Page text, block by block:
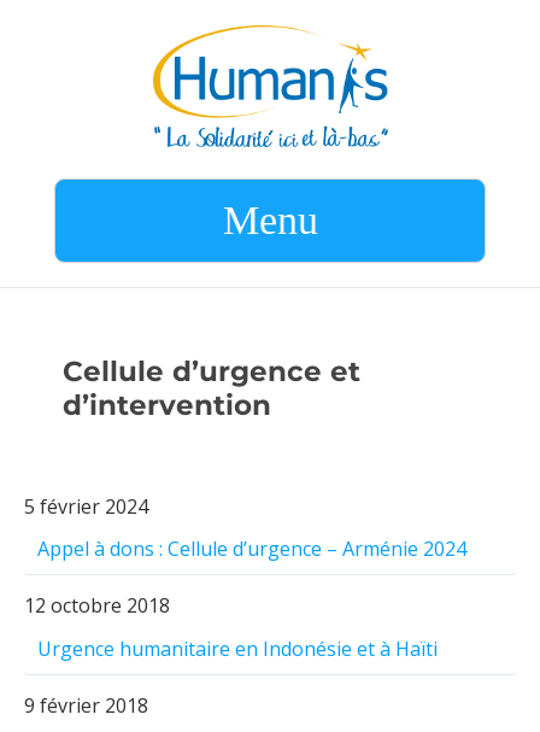
Menu
Cellule d’urgence et
d’intervention
5 février 2024
Appel à dons : Cellule d’urgence – Arménie 2024
12 octobre 2018
Urgence humanitaire en Indonésie et à Haïti
9 février 2018